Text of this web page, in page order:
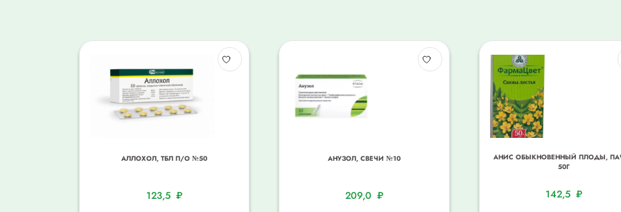
АЛЛОХОЛ, ТБЛ П/О №50
123,5₽
АНУЗОЛ, СВЕЧИ №10
209,0 ₽
АНИС ОБЫКНОВЕННЫЙ ПЛОДЫ,
50Г
142,5₽